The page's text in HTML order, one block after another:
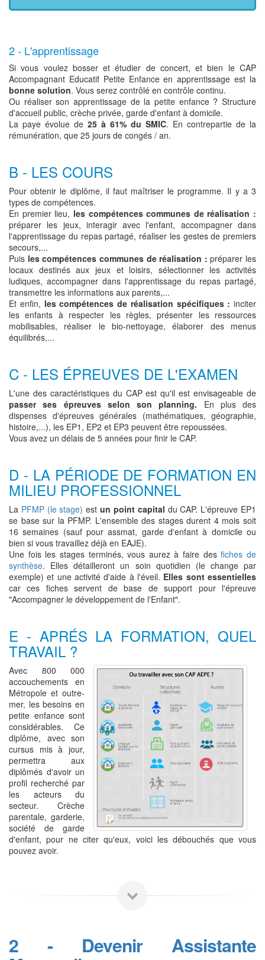
2 - L'apprentissage
Si vous voulez bosser et étudier de concert, et bien le CAP
Accompagnant Educatif Petite Enfance en apprentissage est la
bonne solution. Vous serez contrôlé en contrôle continu.
Ou réaliser son apprentissage de la petite enfance ? Structure
d'accueil public, crèche privée, garde d'enfant à domicile.
La paye évolue de 25 à 61% du SMIC. En contrepartie de la
rémunération, que 25 jours de congés / an.
B - LES COURS
Pour obtenir le diplôme, il faut maîtriser le programme. Il y a 3
types de compétences.
En premier lieu, les compétences communes de réalisation :
préparer les jeux, interagir avec l'enfant, accompagner dans
l'apprentissage du repas partagé, réaliser les gestes de premiers
secours,...
Puis les compétences communes de réalisation : préparer les
locaux destinés aux jeux et loisirs, sélectionner les activités
ludiques, accompagner dans l'apprentissage du repas partagé,
transmettre les informations aux parents,...
Et enfin, les compétences de réalisation spécifiques : inciter
les enfants à respecter les règles, présenter les ressources
mobilisables, réaliser le bio-nettoyage, élaborer des menus
équilibrés,...
C - LES ÉPREUVES DE L'EXAMEN
L'une des caractéristiques du CAP est qu'il est envisageable de
passer ses épreuves selon son planning. En plus des
dispenses d'épreuves générales (mathématiques, géographie,
histoire,...), les EP1, EP2 et EP3 peuvent être repoussées.
Vous avez un délais de 5 années pour finir le CAP.
D - LA PÉRIODE DE FORMATION EN
MILIEU PROFESSIONNEL
La PFMP (le stage) estun point capital du CAP. L'épreuve EP1
se base sur la PFMP. L'ensemble des stages durent 4 mois soit
16 semaines (sauf pour assmat, garde d'enfant à domicile ou
bien si vous travaillez déjà en EAJE).
Une fois les stages terminés, vous aurez à faire desfiches de
synthèse. Elles détailleront un soin quotidien (le change par
exemple) et une activité d'aide à l'éveil. Elles sont essentielles
car ces fiches servent de base de support pour l'épreuve
"Accompagner le développement de l'Enfant".
E - APRÉS LA FORMATION, QUEL
TRAVAIL ?
Avec 800 000
accouchements en
Métropole et outre-
mer, les besoins en
petite enfance sont
considérables. Ce
diplôme, avec son
cursus mis à jour,
permettra aux
diplômés d'avoir un
profil recherché par
les acteurs du
secteur. Crèche
parentale, garderie,
société de garde
d'enfant, pour ne citer qu'eux, voici les débouchés que vous
pouvez avoir.
2 - Devenir Assistante